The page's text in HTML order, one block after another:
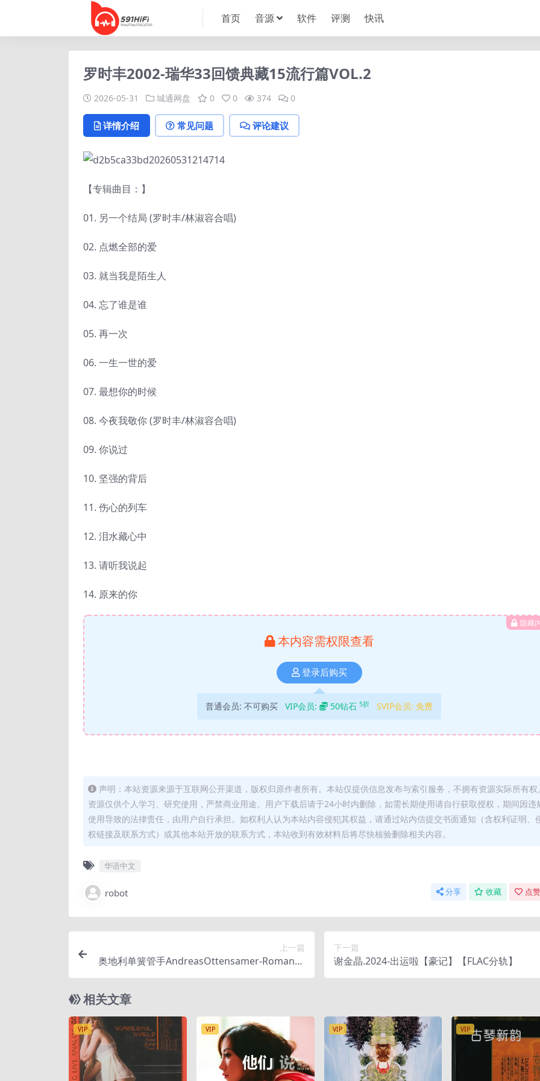
首页 音源 软件 评测 快讯
罗时丰2002-瑞华33回馈典藏15流行篇VOL.2
2026-05-31 城通网盘 0 0 374 0
详情介绍 常见问题 评论建议
【专辑曲目：】
01. 另一个结局 (罗时丰/林淑容合唱)
02. 点燃全部的爱
03. 就当我是陌生人
04. 忘了谁是谁
05. 再一次
06. 一生一世的爱
07. 最想你的时候
08. 今夜我敬你 (罗时丰/林淑容合唱)
09. 你说过
10. 坚强的背后
11. 伤心的列车
12. 泪水藏心中
13. 请听我说起
14. 原来的你
隐藏
本内容需权限查看
登录后购买
普通会员: 不可购买 VIP会员: 50钻石 5折 SVIP会员: 免费
声明：本站资源来源于互联网公开渠道，版权归原作者所有。本站仅提供信息发布与索引服务，不拥有资源实际所有权。
资源仅供个人学习、研究使用，严禁商业用途。用户下载后请于24小时内删除，如需长期使用请自行获取授权，期间因违
使用导致的法律责任，由用户自行承担。如权利人认为本站内容侵犯其权益，请通过站内信提交书面通知（含权利证明、
权链接及联系方式）或其他本站开放的联系方式，本站收到有效材料后将尽快核验删除相关内容。
华语中文
robot 分享 收藏 点
上一篇
奥地利单簧管手AndreasOttensamer-Romanza
2025
下一篇
谢金晶.2024-出运啦【豪记】【FLAC分轨】
相关文章
VIP VIP VIP VIP